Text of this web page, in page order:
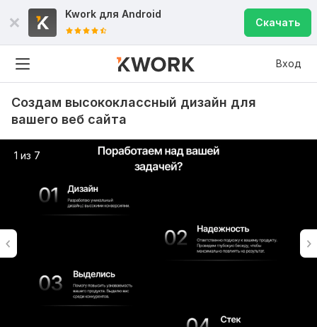
Kwork для Android
Скачать
Вход
Создам высококлассный дизайн для
вашего веб сайта
1 из 7